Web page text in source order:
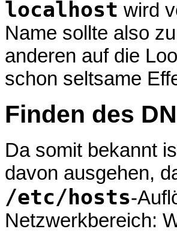
localhost wird
Name sollte also
anderen auf die
schon seltsame
Finden des
Da somit bekannt
davon ausgehen,
/etc/hosts-
Netzwerkbereich: